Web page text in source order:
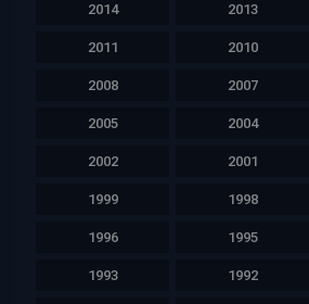
2014 2013
2011 2010
2008 2007
2005 2004
2002 2001
1999 1998
1996 1995
1993 1992